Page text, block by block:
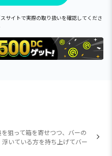
サイトで実際の取り扱いを確認してくださ
狙って箱を寄せつつ、バーの
いている方を持ち上げてバー